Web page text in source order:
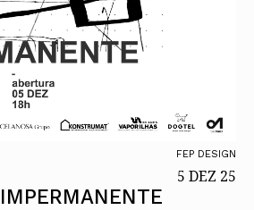
FEP DESIGN
5 DEZ 25